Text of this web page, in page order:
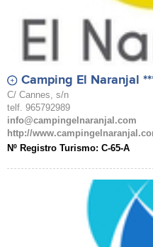
Camping El Naranjal
C/ Cannes, s/n
telf. 965792989
info@campingelnaranjal.com
http://
Nº Registro Turismo: C-65-A